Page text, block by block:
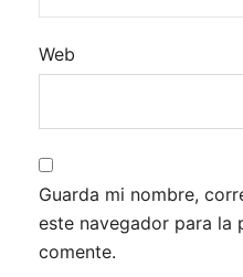
Web
Guarda mi nombre,
este navegador para la
comente.